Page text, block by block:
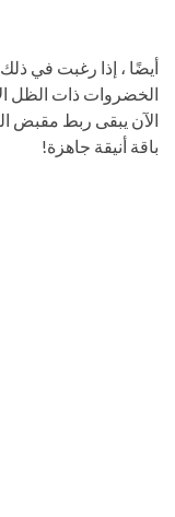
أيضًا ، إذا رغبت في
الخضروات ذات الظل
الآن يبقى ربط مقبض
باقة أنيقة جاهزة!